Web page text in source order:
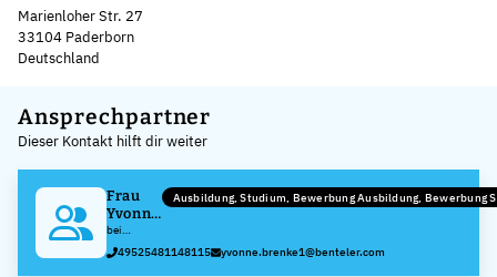
Marienloher Str. 27
33104 Paderborn
Deutschland
+
−
Ansprechpartner
Dieser Kontakt hilft dir weiter
Frau
Yvonne
Brenke
bei
BENTELER
Steel/Tube
Ausbildung, Studium, Bewerbung Ausbildung, Bewerbung
49525481148115 yvonne.brenke1@benteler.com